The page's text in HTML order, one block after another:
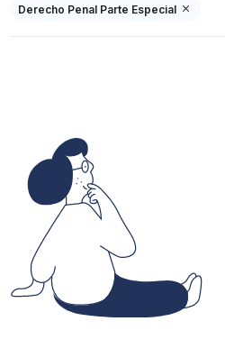
Derecho Penal Parte Especial